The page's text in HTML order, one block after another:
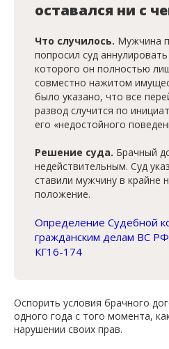
оставался ни с
Что случилось. Мужчина
попросил суд
которого он полностью
совместно нажитом
было указано, что все
развод случится по
его «недостойного
Решение суда. Брачный
недействительным. Суд
ставили мужчину в крайне
положение.
Определение Судебной
гражданским делам ВС
КГ16-174
Оспорить условия брачного
одного года с того момента,
нарушении своих прав.